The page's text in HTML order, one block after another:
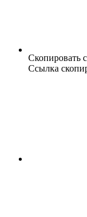
Скопировать
Ссылка